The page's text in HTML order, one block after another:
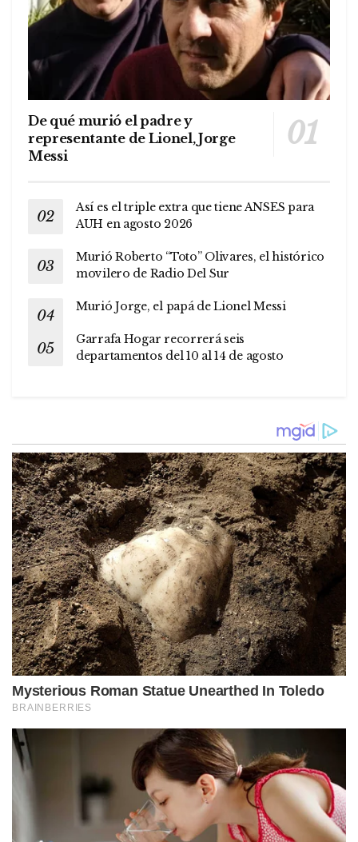
De qué murió el padre y
representante de Lionel, Jorge
Messi
Así es el triple extra que tiene ANSES para
AUH en agosto 2026
Murió Roberto “Toto” Olivares, el histórico
movilero de Radio Del Sur
Murió Jorge, el papá de Lionel Messi
Garrafa Hogar recorrerá seis
departamentos del 10 al 14 de agosto